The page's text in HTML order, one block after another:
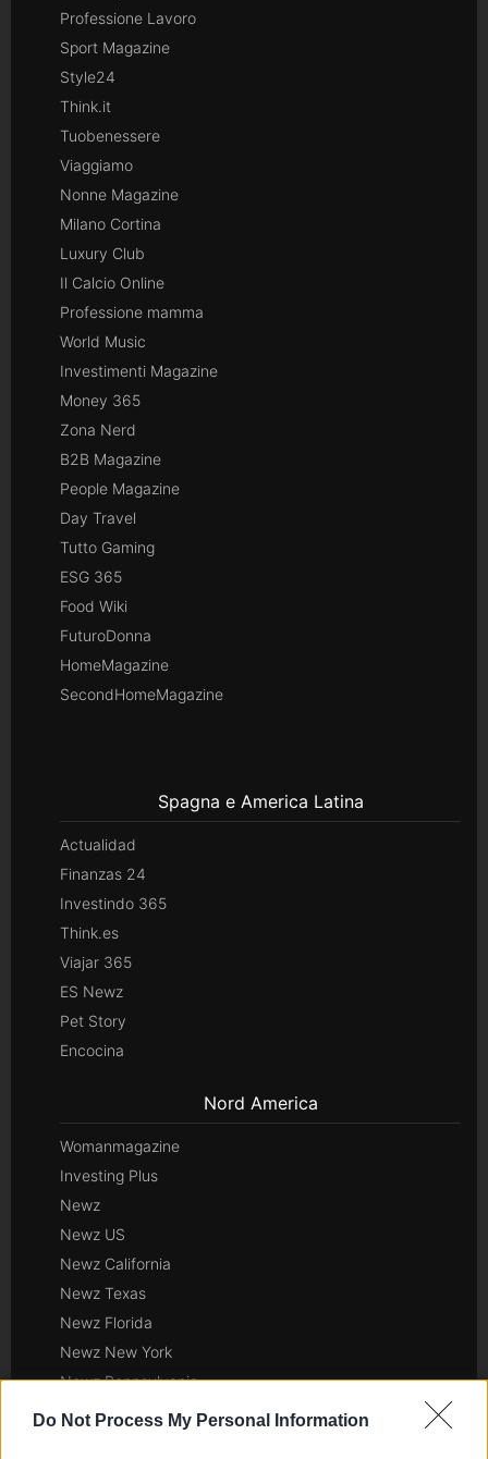
Do Not Process My Personal Information
Professione Lavoro
Sport Magazine
Style24
Think.it
Tuobenessere
Viaggiamo
Nonne Magazine
Milano Cortina
Luxury Club
Il Calcio Online
Professione mamma
World Music
Investimenti Magazine
Money 365
Zona Nerd
B2B Magazine
People Magazine
Day Travel
Tutto Gaming
ESG 365
Food Wiki
FuturoDonna
HomeMagazine
SecondHomeMagazine
Spagna e America Latina
Actualidad
Finanzas 24
Investindo 365
Think.es
Viajar 365
ES Newz
Pet Story
Encocina
Nord America
Womanmagazine
Investing Plus
Newz
Newz US
Newz California
Newz Texas
Newz Florida
Newz New York
Newz Pennsylvania
Newz Illinois